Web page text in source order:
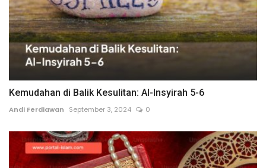
Kemudahan di Balik Kesulitan: Al-Insyirah 5-6
Andi Ferdiawan September 3, 2024 0